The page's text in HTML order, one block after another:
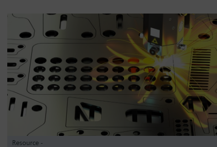
Resource -